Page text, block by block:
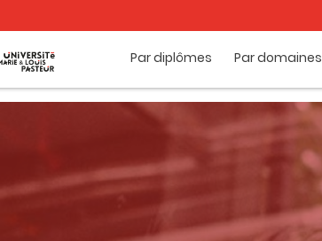
Par diplômes Par domaines